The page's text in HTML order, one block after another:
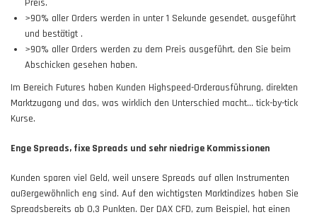
Preis.
>90% aller Orders werden in unter 1 Sekunde gesendet, ausgeführt
und bestätigt .
>90% aller Orders werden zu dem Preis ausgeführt, den Sie beim
Abschicken gesehen haben.
Im Bereich Futures haben Kunden Highspeed-Orderausführung, direkten
Marktzugang und das, was wirklich den Unterschied macht... tick-by-tick
Kurse.
Enge Spreads, fixe Spreads und sehr niedrige Kommissionen
Kunden sparen viel Geld, weil unsere Spreads auf allen Instrumenten
außergewöhnlich eng sind. Auf den wichtigsten Marktindizes haben Sie
Spreadsbereits ab 0,3 Punkten. Der DAX CFD, zum Beispiel, hat einen